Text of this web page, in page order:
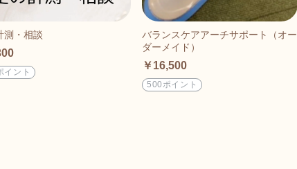
測・相談
イント
バランスケアアーチサポート（オー
ダーメイド）
￥16,500
500ポイント